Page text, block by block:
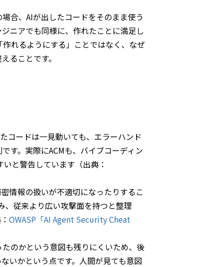
合、AIが出したコードをそのまま使う
ニアでも同様に、作れたことに満足し
れるようにする」ことではなく、なぜ
ることです。
コードは一見動いても、エラーハンド
す。実際にACMも、バイブコーディン
と警告しています（出典：
情報の扱いが不適切になったりするこ
、従来より広い攻撃面を持つと整理
OWASP「AI Agent Security Cheat
のかという意図も残りにくいため、後
いかという点です。人間が見ても意図